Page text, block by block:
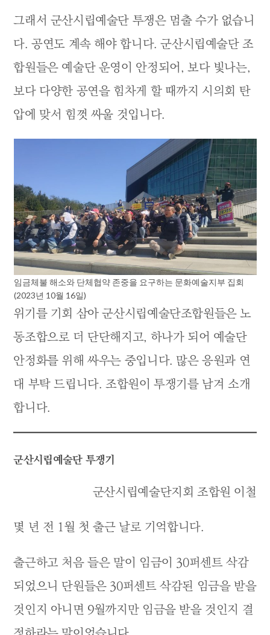
그래서 군산시립예술단 투쟁은 멈출 수가 없습니
다. 공연도 계속 해야 합니다. 군산시립예술단 조
합원들은 예술단 운영이 안정되어, 보다 빛나는,
보다 다양한 공연을 힘차게 할 때까지 시의회 탄
압에 맞서 힘껏 싸울 것입니다.
임금체불 해소와 단체협약 존중을 요구하는 문화예술지부 집회
(2023년 10월 16일)
위기를 기회 삼아 군산시립예술단조합원들은 노
동조합으로 더 단단해지고, 하나가 되어 예술단
안정화를 위해 싸우는 중입니다. 많은 응원과 연
대 부탁 드립니다. 조합원이 투쟁기를 남겨 소개
합니다.
군산시립예술단 투쟁기
군산시립예술단지회 조합원 이철
몇 년 전 1월 첫 출근 날로 기억합니다.
출근하고 처음 들은 말이 임금이 30퍼센트 삭감
되었으니 단원들은 30퍼센트 삭감된 임금을 받을
것인지 아니면 9월까지만 임금을 받을 것인지 결